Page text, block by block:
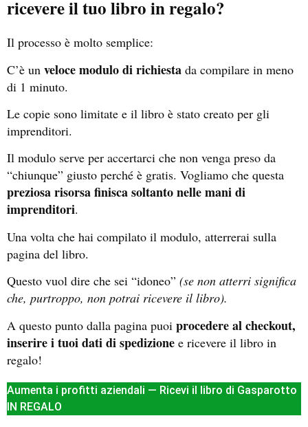
ricevere il tuo libro in regalo?
Il processo è molto semplice:
C’è un veloce modulo di richiesta da compilare in meno
di 1 minuto.
Le copie sono limitate e il libro è stato creato per gli
imprenditori.
Il modulo serve per accertarci che non venga preso da
“chiunque” giusto perché è gratis. Vogliamo che questa
preziosa risorsa finisca soltanto nelle mani di
imprenditori.
Una volta che hai compilato il modulo, atterrerai sulla
pagina del libro.
Questo vuol dire che sei “idoneo” (se non atterri significa
che, purtroppo, non potrai ricevere il libro).
A questo punto dalla pagina puoi procedere al checkout,
inserire i tuoi dati di spedizione e ricevere il libro in
regalo!
Aumenta i profitti aziendali — Ricevi il libro di Gasparotto
IN REGALO